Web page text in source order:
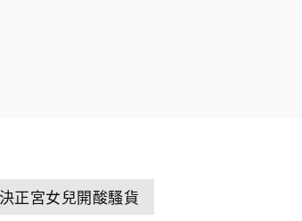
正宮女兒開酸騷貨